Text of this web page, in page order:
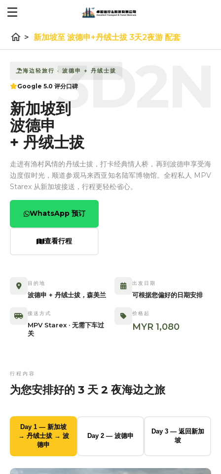
home > 新加坡至 波德申+丹绒士拔 3天2夜游 配套
3D2N
海边轻旅行 · 波德申 + 丹绒士拔
Google 5.0 评分口碑
新加坡到
波德申
+ 丹绒士拔
走进有渔村风情的丹绒士拔，打卡经典情人桥，再到波德申享受海
边度假时光，顺道参观马来西亚知名陆军博物馆。全程私人 MPV
Starex 从新加坡接送，行程更轻松省心。
WhatsApp 预订
查看行程
目的地
波德申 + 丹绒士拔，森美兰
出发日期
可根据您偏好的日期安排
接送方式
MPV Starex · 无需下车过
关
价格起
MYR 1,080
行程内容
为您安排好的 3 天 2 夜海边之旅
Day 1 — 新加坡
→ 丹绒士拔 → 波
德申
Day 2 — 波德申
Day 3 — 返回新加
坡